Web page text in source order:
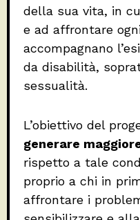
della sua vita, in
e ad affrontare
accompagnano
da disabilità,
sessualità.
L’obiettivo del
generare
rispetto a tale
proprio a chi in
affrontare i